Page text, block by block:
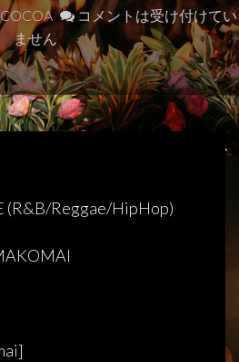
コメントは受け付けてい
ません
(R&B/Reggae/HipHop)